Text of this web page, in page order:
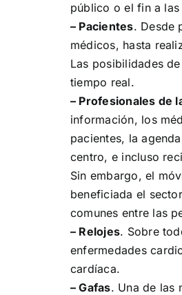
público o el fin a
– Pacientes. Desde
médicos, hasta
Las posibilidades
tiempo real.
– Profesionales de
información, los
pacientes, la
centro, e incluso
Sin embargo, el
beneficiada el
comunes entre las
– Relojes. Sobre
enfermedades
cardíaca.
– Gafas. Una de las